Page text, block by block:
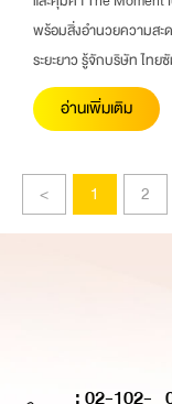
พร้อมสิ่งอำนวยความสะ
ระยะยาว รู้จักบริษัท ไท
อ่านเพิ่มเติม
< 1 2